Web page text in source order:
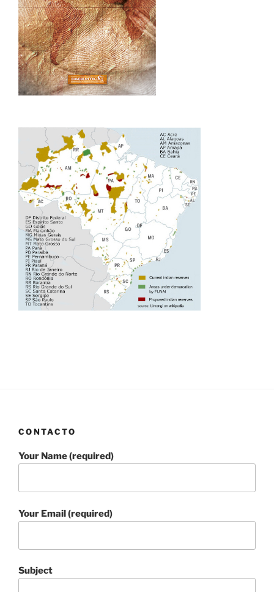
CONTACTO
Your Name (required)
Your Email (required)
Subject